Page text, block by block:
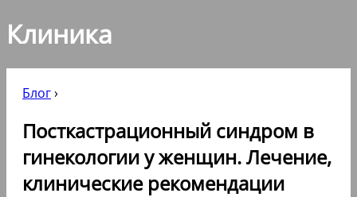
Клиника
Блог›
Посткастрационный синдром в
гинекологии у женщин. Лечение,
клинические рекомендации